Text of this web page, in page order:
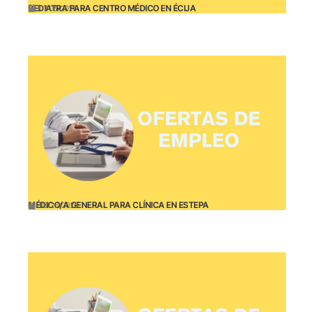
PEDIATRA PARA CENTRO MÉDICO EN ÉCIJA
07/03/2026
MÉDICO/A GENERAL PARA CLÍNICA EN ESTEPA
06/26/2026